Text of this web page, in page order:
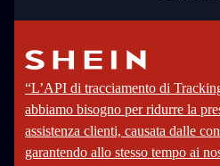
“L’API di tracciamento di
abbiamo bisogno per ridurre la
assistenza clienti, causata dalle
garantendo allo stesso tempo ai